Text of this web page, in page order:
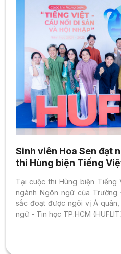
Sinh viên Hoa Sen đạt
thi Hùng biện Tiếng
Tại cuộc thi Hùng biện Tiếng
ngành Ngôn ngữ của
sắc đoạt được ngôi vị Á
ngữ - Tin học TP.HCM